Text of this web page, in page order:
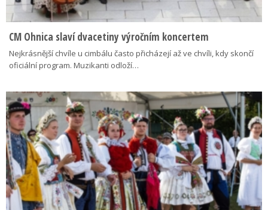
CM Ohnica slaví dvacetiny výročním koncertem
Nejkrásnější chvíle u cimbálu často přicházejí až ve chvíli, kdy skončí
oficiální program. Muzikanti odloží…